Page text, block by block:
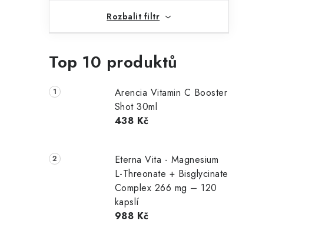
Rozbalit filtr
Top 10 produktů
Arencia Vitamin C Booster
Shot 30ml
438 Kč
Eterna Vita - Magnesium
L-Threonate + Bisglycinate
Complex 266 mg – 120
kapslí
988 Kč